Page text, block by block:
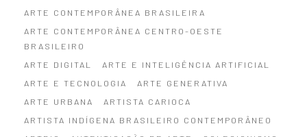
ARTE CONTEMPORÂNEA BRASILEIRA
ARTE CONTEMPORÂNEA CENTRO-OESTE
BRASILEIRO
ARTE DIGITAL
ARTE E INTELIGÊNCIA ARTIFICIAL
ARTE E TECNOLOGIA
ARTE GENERATIVA
ARTE URBANA
ARTISTA CARIOCA
ARTISTA INDÍGENA BRASILEIRO CONTEMPORÂNEO